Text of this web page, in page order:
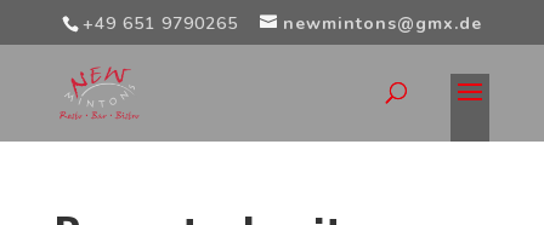
+49 651 9790265 newmintons@gmx.de